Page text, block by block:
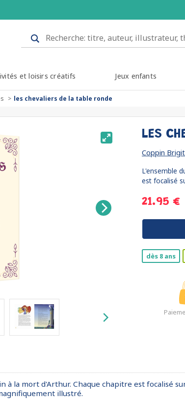
et loisirs créatifs Jeux enfants
les chevaliers de la table ronde
LES
Coppin
L'ensemble
est focalisé
21.95 €
dès 8 ans
à la mort d'Arthur. Chaque chapitre est focalisé
illustré.